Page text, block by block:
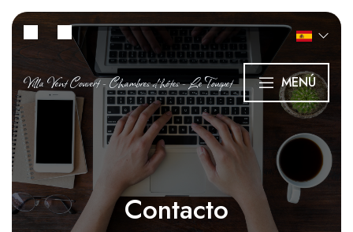
Villa Vent Couvert - Chambres d’hôtes - Le Touquet MENÚ
Contacto